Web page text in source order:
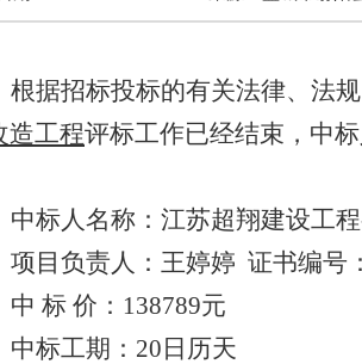
根据招标投标的有关法律、法
造工程评标工作已经结束，中
中标人名称 ： 江苏超翔建设工
项目负责人 ：王婷婷 证书编号
中 标 价： 138789元
中标工期： 20日历天